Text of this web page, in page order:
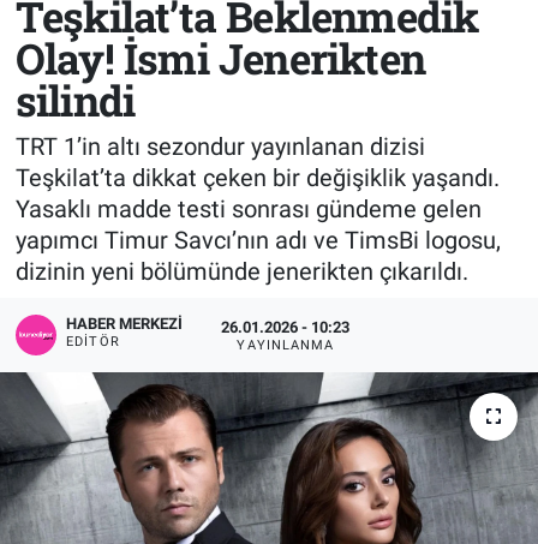
Teşkilat’ta Beklenmedik
Olay! İsmi Jenerikten
silindi
TRT 1’in altı sezondur yayınlanan dizisi
Teşkilat’ta dikkat çeken bir değişiklik yaşandı.
Yasaklı madde testi sonrası gündeme gelen
yapımcı Timur Savcı’nın adı ve TimsBi logosu,
dizinin yeni bölümünde jenerikten çıkarıldı.
HABER MERKEZI
EDITÖR
26.01.2026 - 10:23
YAYINLANMA
Sağlık
Spor
Teknoloji
Tv Medya
KÜLTÜR SANAT